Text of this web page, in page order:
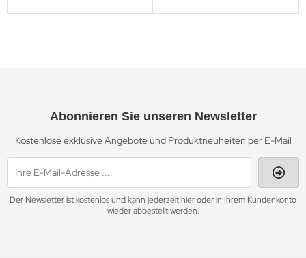
Abonnieren Sie unseren Newsletter
Kostenlose exklusive Angebote und Produktneuheiten per E-Mail
Der Newsletter ist kostenlos und kann jederzeit hier oder in Ihrem Kundenkonto
wieder abbestellt werden.